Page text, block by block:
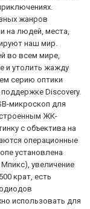
жанров
на людей, места,
наш мир.
во всем мире,
и утолить жажду
серию оптики
Discovery.
микроскоп для
ЖК-
с объектива на
операционные
установлена
увеличение
крат, есть
использовать для